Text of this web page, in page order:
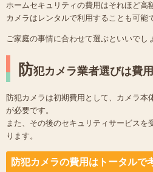
ホームセキュリティの費用はそれほど高
カメラはレンタルで利用することも可能
ご家庭の事情に合わせて選ぶといいでし
防犯カメラ業者選びは費
防犯カメラは初期費用として、カメラ本
が必要です。
また、その後のセキュリティサービスを
ります。
防犯カメラの費用はトータルで